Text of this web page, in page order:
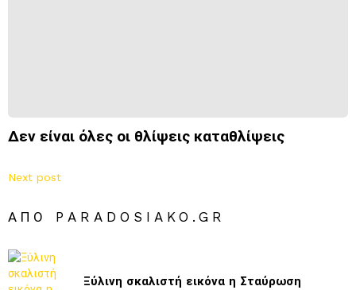
Δεν είναι όλες οι θλίψεις καταθλίψεις
Next post
ΑΠΌ PARADOSIAKO.GR
Ξύλινη σκαλιστή εικόνα η Σταύρωση